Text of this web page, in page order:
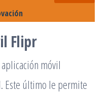
Flipr
móvil
Este último le permite